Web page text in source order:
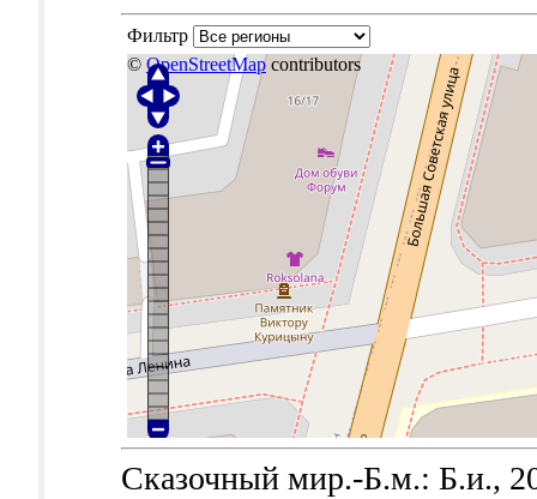
Фильтр
© OpenStreetMap contributors
Сказочный мир.-Б.м.: Б.и.,